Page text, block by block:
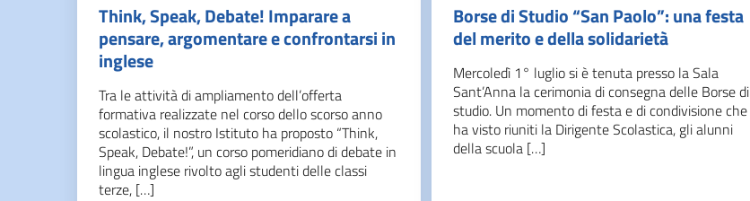
Think, Speak, Debate! Imparare a
pensare, argomentare e confrontarsi in
inglese
Tra le attività di ampliamento dell’offerta
formativa realizzate nel corso dello scorso anno
scolastico, il nostro Istituto ha proposto “Think,
Speak, Debate!”, un corso pomeridiano di debate in
lingua inglese rivolto agli studenti delle classi
terze, […]
Borse di Studio “San Paolo”: una festa
del merito e della solidarietà
Mercoledì 1° luglio si è tenuta presso la Sala
Sant’Anna la cerimonia di consegna delle Borse di
studio. Un momento di festa e di condivisione che
ha visto riuniti la Dirigente Scolastica, gli alunni
della scuola […]